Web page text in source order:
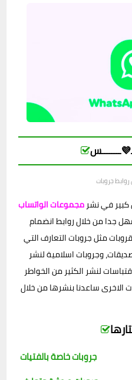
جروبات
كبير في نشرمجموعات الواتساب
جدا من خلال روابط انضمام
مثل جروبات التعارف التي
وجروبات اسلامية لنشر
لنشر الكثير من الخواطر
الاخرى ساعدنا بنشرها من خلال
جروبات خاصة بالفتيات